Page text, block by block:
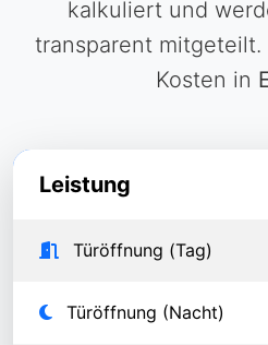
kalkuliert und
transparent
Kosten in
Leistung
Türöffnung (Tag)
Türöffnung (Nacht)